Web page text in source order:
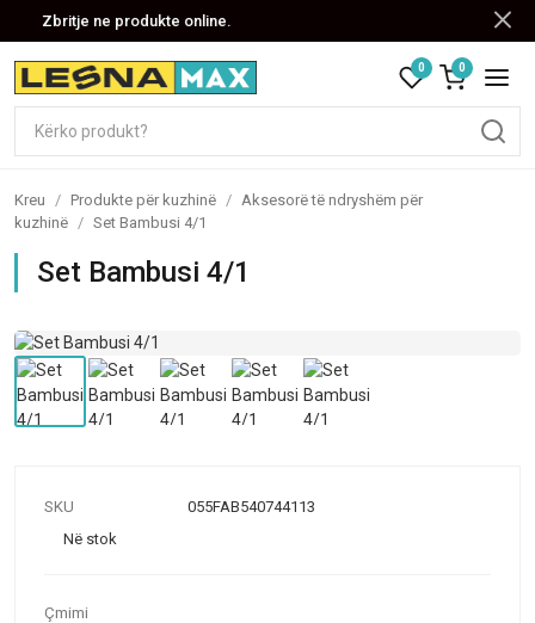
Zbritje ne produkte online.
0 0
Kreu / Produkte për kuzhinë / Aksesorë të ndryshëm për
kuzhinë / Set Bambusi 4/1
Set Bambusi 4/1
SKU
055FAB540744113
Në stok
Çmimi